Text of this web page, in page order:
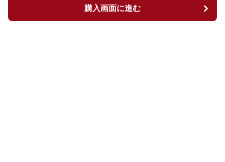
購入画面に進む
購入画面に進む